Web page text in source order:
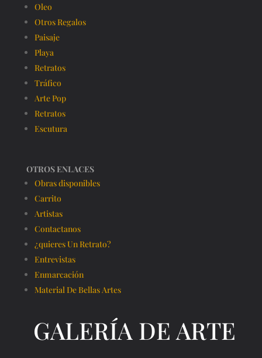
Oleo
Otros Regalos
Paisaje
Playa
Retratos
Tráfico
Arte Pop
Retratos
Escutura
OTROS ENLACES
Obras disponibles
Carrito
Artistas
Contactanos
¿quieres Un Retrato?
Entrevistas
Enmarcación
Material De Bellas Artes
GALERÍA DE ARTE